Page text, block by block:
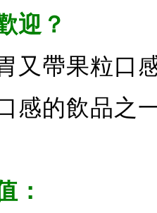
迎？
又帶果粒口
感的飲品之
：